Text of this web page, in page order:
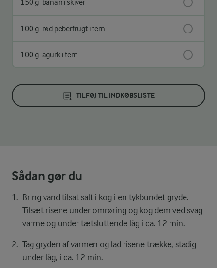
150 g banan i skiver
100 g rød peberfrugt i tern
100 g agurk i tern
TILFØJ TIL INDKØBSLISTE
Sådan gør du
Bring vand tilsat salt i kog i en tykbundet gryde.
Tilsæt risene under omrøring og kog dem ved svag
varme og under tætsluttende låg i ca. 12 min.
Tag gryden af varmen og lad risene trække, stadig
under låg, i ca. 12 min.